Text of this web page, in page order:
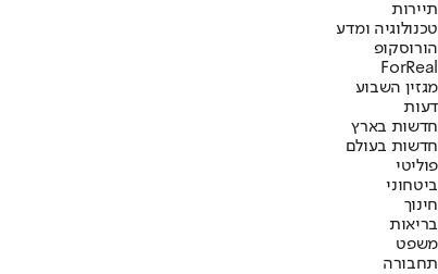
תיירות
טכנולוגיה ומדע
הורוסקופ
ForReal
מגזין השבוע
דעות
חדשות בארץ
חדשות בעולם
פוליטי
ביטחוני
חינוך
בריאות
משפט
תחבורה